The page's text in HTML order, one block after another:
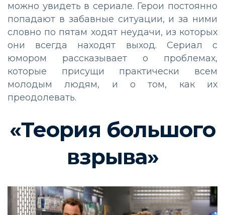
можно увидеть в сериале. Герои постоянно
попадают в забавные ситуации, и за ними
словно по пятам ходят неудачи, из которых
они всегда находят выход. Сериал с
юмором рассказывает о проблемах,
которые присущи практически всем
молодым людям, и о том, как их
преодолевать.
«Теория большого
взрыва»